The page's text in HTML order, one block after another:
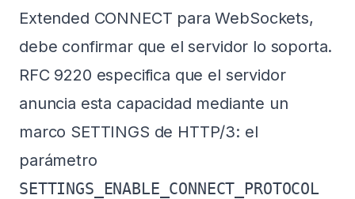
Extended CONNECT para WebSockets,
debe confirmar que el servidor lo soporta.
RFC 9220 especifica que el servidor
anuncia esta capacidad mediante un
marco SETTINGS de HTTP/3: el
parámetro
SETTINGS_ENABLE_CONNECT_PROTOCOL